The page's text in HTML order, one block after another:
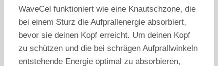
WaveCel funktioniert wie eine Knautschzone, die
bei einem Sturz die Aufprallenergie absorbiert,
bevor sie deinen Kopf erreicht. Um deinen Kopf
zu schützen und die bei schrägen Aufprallwinkeln
entstehende Energie optimal zu absorbieren,